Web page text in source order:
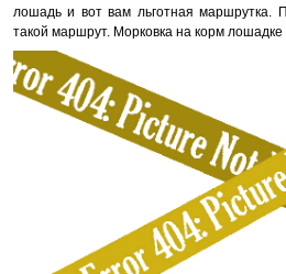
лошадь и вот вам льготная маршрутка.
такой маршрут. Морковка на корм